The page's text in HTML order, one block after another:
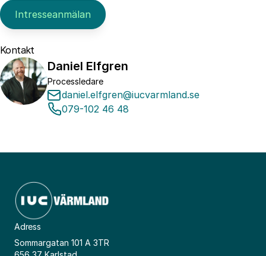
Intresseanmälan
Kontakt
Daniel Elfgren
Processledare
daniel.elfgren@iucvarmland.se
079-102 46 48
Adress
Sommargatan 101 A 3TR